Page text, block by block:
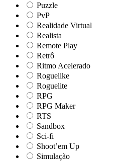
Puzzle
PvP
Realidade Virtual
Realista
Remote Play
Retrô
Ritmo Acelerado
Roguelike
Roguelite
RPG
RPG Maker
RTS
Sandbox
Sci-fi
Shoot’em Up
Simulação